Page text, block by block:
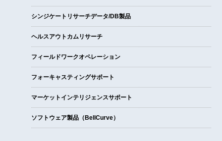
シンジケートリサーチデータ/DB製品
ヘルスアウトカムリサーチ
フィールドワークオペレーション
フォーキャスティングサポート
マーケットインテリジェンスサポート
ソフトウェア製品（BellCurve）